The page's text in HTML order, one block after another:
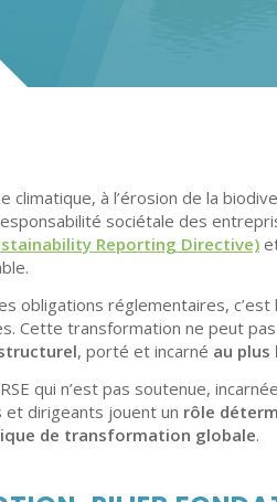
climatique, à l’érosion de la
sociétale des
Reporting Directive)
obligations réglementaires,
Cette transformation ne peut
, porté et incarné au plus
qui n’est pas soutenue,
et dirigeants jouent un rôle
de transformation globale.